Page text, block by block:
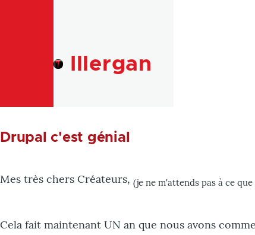
Illergan
Drupal c'est génial
Mes très chers Créateurs, (je ne m'attends pas à ce
Cela fait maintenant UN an que nous avons